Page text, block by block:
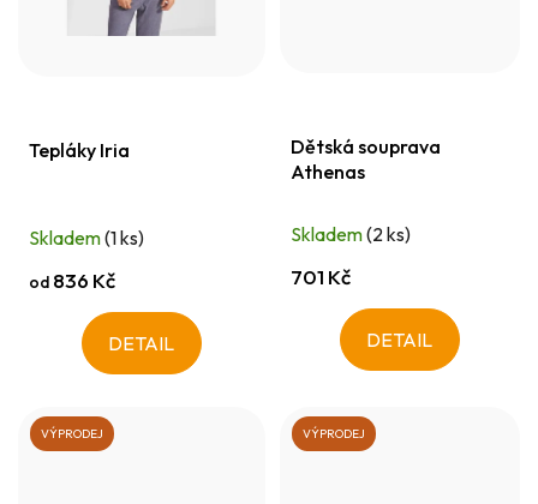
Tepláky Iria
Skladem(1 ks)
od 836 Kč
DETAIL
Dětská souprava
Athenas
Skladem(2 ks)
701 Kč
DETAIL
VÝPRODEJ VÝPRODEJ